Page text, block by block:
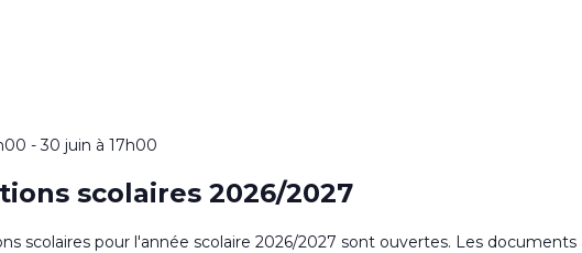
-30 juin à 17h00
scolaires 2026/2027
scolaires pour l'année scolaire 2026/2027 sont ouvertes. Les documents